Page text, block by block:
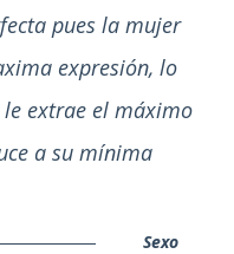
pues la mujer
expresión, lo
extrae el máximo
a su mínima
Sexo